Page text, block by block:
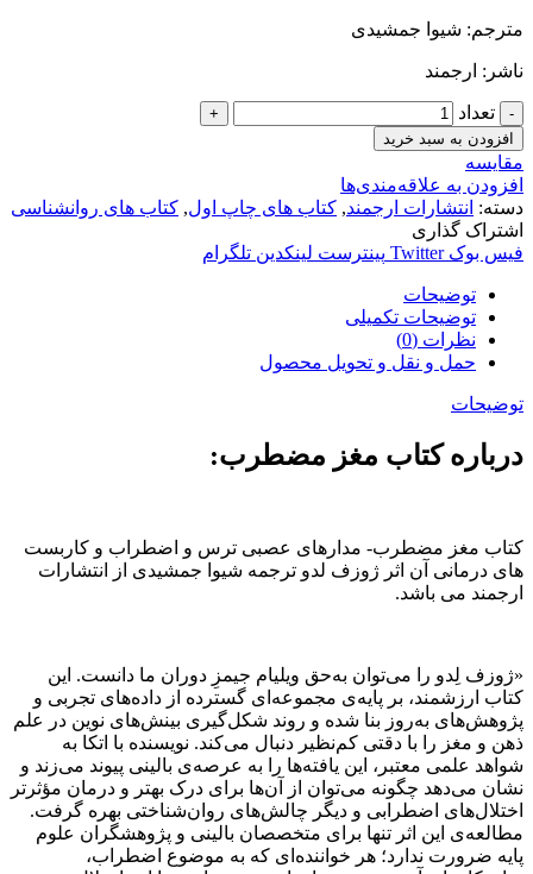
مترجم: شیوا جمشیدی
ناشر: ارجمند
تعداد
افزودن به سبد خرید
مقایسه
افزودن به علاقه‌مندی‌ها
دسته: انتشارات ارجمند, کتاب های چاپ اول, کتاب های روانشناسی
اشتراک گذاری
فیس بوک Twitter پینترست لینکدین تلگرام
توضیحات
توضیحات تکمیلی
نظرات (0)
حمل و نقل و تحویل محصول
توضیحات
درباره کتاب مغز مضطرب:
کتاب مغز مضطرب- مدارهای عصبی ترس و اضطراب و کاربست
های درمانی آن اثر ژوزف لدو ترجمه شیوا جمشیدی از انتشارات
ارجمند می باشد.
«ژوزف لِدو را می‌توان به‌حق ویلیام جیمزِ دوران ما دانست. این
کتاب ارزشمند، بر پایه‌ی مجموعه‌ای گسترده از داده‌های تجربی و
پژوهش‌های به‌روز بنا شده و روند شکل‌گیری بینش‌های نوین در علم
ذهن و مغز را با دقتی کم‌نظیر دنبال می‌کند. نویسنده با اتکا به
شواهد علمی معتبر، این یافته‌ها را به عرصه‌ی بالینی پیوند می‌زند و
نشان می‌دهد چگونه می‌توان از آن‌ها برای درک بهتر و درمان مؤثرتر
اختلال‌های اضطرابی و دیگر چالش‌های روان‌شناختی بهره گرفت.
مطالعه‌ی این اثر تنها برای متخصصان بالینی و پژوهشگران علوم
پایه ضرورت ندارد؛ هر خواننده‌ای که به موضوع اضطراب،